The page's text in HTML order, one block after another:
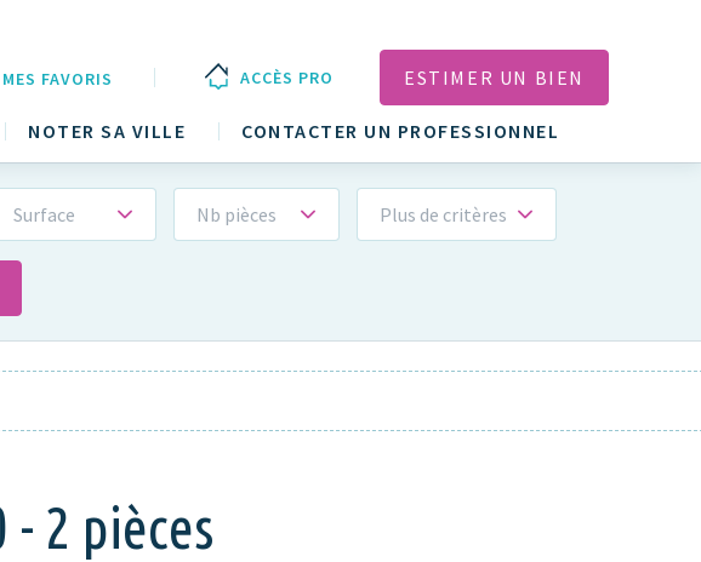
NOTER SA VILLE CONTACTER UN PROFESSIONNEL
MES FAVORIS ACCÈS PRO ESTIMER UN BIEN
Surface Nb pièces Plus de critères
2 pièces